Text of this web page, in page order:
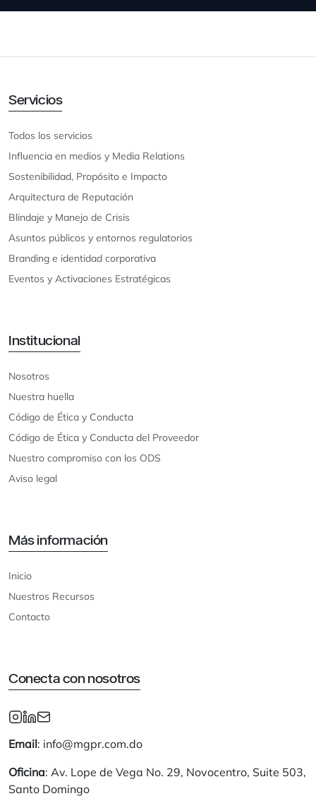
Servicios
Todos los servicios
Influencia en medios y Media Relations
Sostenibilidad, Propósito e Impacto
Arquitectura de Reputación
Blindaje y Manejo de Crisis
Asuntos públicos y entornos regulatorios
Branding e identidad corporativa
Eventos y Activaciones Estratégicas
Institucional
Nosotros
Nuestra huella
Código de Ética y Conducta
Código de Ética y Conducta del Proveedor
Nuestro compromiso con los ODS
Aviso legal
Más información
Inicio
Nuestros Recursos
Contacto
Conecta con nosotros
Email: info@mgpr.com.do
Oficina: Av. Lope de Vega No. 29, Novocentro, Suite 503,
Santo Domingo